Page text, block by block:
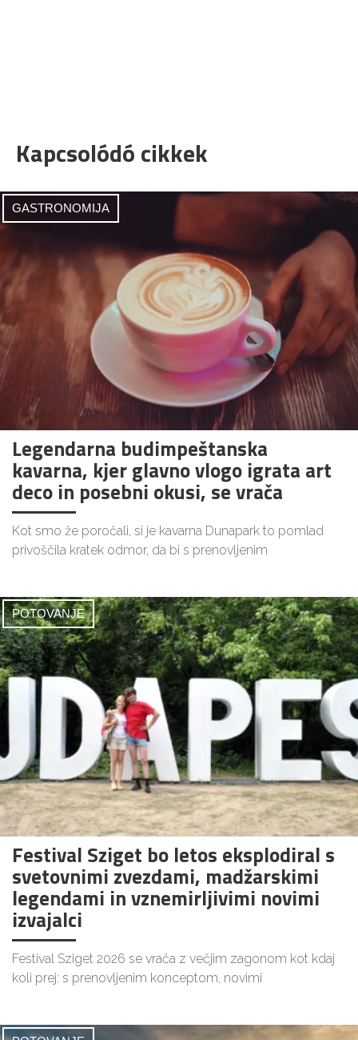
Kapcsolódó cikkek
GASTRONOMIJA
Legendarna budimpeštanska
kavarna, kjer glavno vlogo igrata art
deco in posebni okusi, se vrača
Kot smo že poročali, si je kavarna Dunapark to pomlad
privoščila kratek odmor, da bi s prenovljenim
POTOVANJE
Festival Sziget bo letos eksplodiral s
svetovnimi zvezdami, madžarskimi
legendami in vznemirljivimi novimi
izvajalci
Festival Sziget 2026 se vrača z večjim zagonom kot kdaj
koli prej: s prenovljenim konceptom, novimi